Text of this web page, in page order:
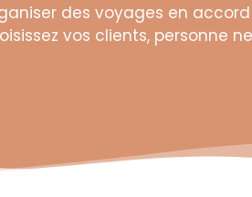
des voyages en
vos clients, personne